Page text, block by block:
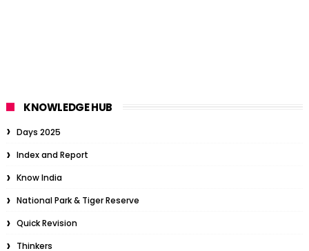
KNOWLEDGE HUB
Days 2025
Index and Report
Know India
National Park & Tiger Reserve
Quick Revision
Thinkers